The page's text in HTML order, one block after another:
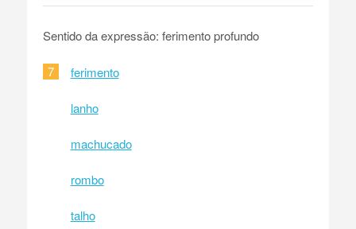
Sentido da expressão: ferimento profundo
7 ferimento
lanho
machucado
rombo
talho